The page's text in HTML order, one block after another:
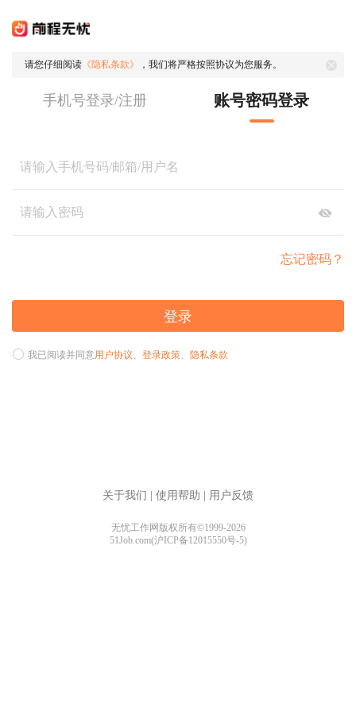
请您仔细阅读 《隐私条款》 ，我们将严格按照协议为您服务。
手机号登录/注册 账号密码登录
忘记密码？
登录
我已阅读并同意用户协议、 登录政策、 隐私条款
关于我们 使用帮助 用户反馈
无忧工作网版权所有©1999-2026
51Job.com(沪ICP备12015550号-5)